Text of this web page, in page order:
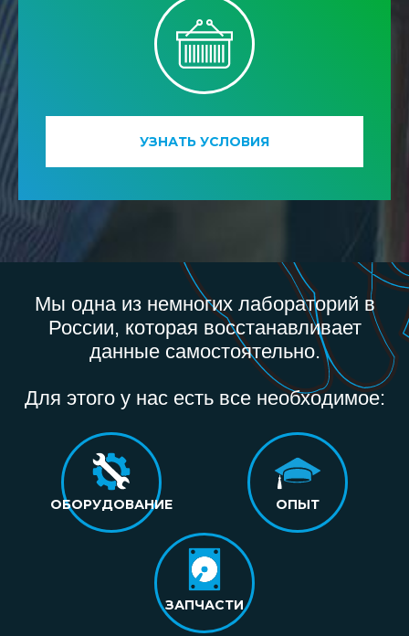
УЗНАТЬ УСЛОВИЯ
Мы одна из немногих лабораторий в
России, которая восстанавливает
данные самостоятельно.
Для этого у нас есть все необходимое:
ОБОРУДОВАНИЕ ОПЫТ
ЗАПЧАСТИ